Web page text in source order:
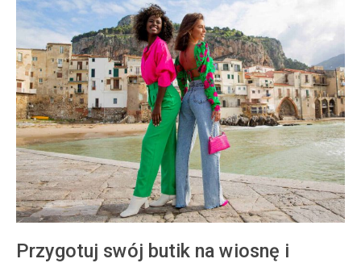
Przygotuj swój butik na wiosnę i